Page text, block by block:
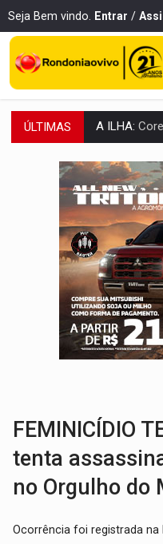
Seja Bem vindo. Entrar /
ÚLTIMAS ELEIÇÕES
JUDICIÁRIO:
Publicação
BR-364:Polícia
EMOCIONE:
VOVÔ
JUSTIÇA:
ADAILTON
A ILHA:
FEMINICÍDIO
tenta
no Orgulho do
Ocorrência foi registrada na